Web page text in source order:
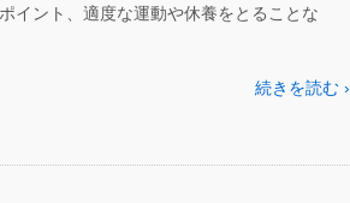
イント、適度な運動や休養をとることな
続きを読む ›